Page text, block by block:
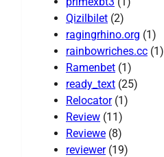
Qizilbilet (2)
ragingrhino.org (1)
rainbowriches.cc (1)
Ramenbet (1)
ready_text (25)
Relocator(1)
Review (11)
Reviewe (8)
reviewer(19)